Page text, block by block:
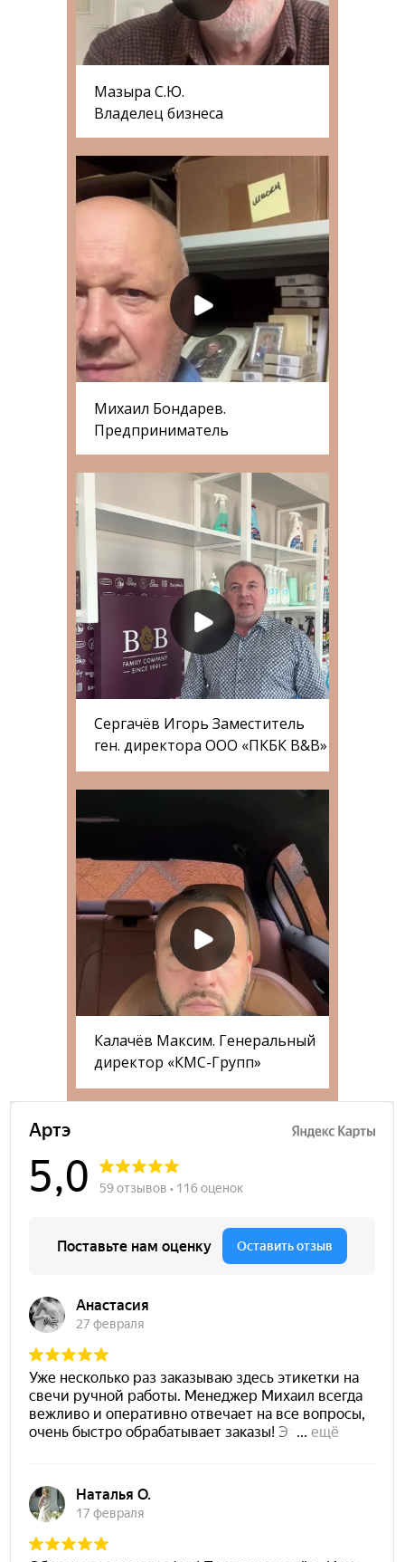
Мазыра С.Ю.
Владелец бизнеса
Михаил Бондарев.
Предприниматель
Сергачёв Игорь Заместитель
ген. директора ООО «ПКБК B&B»
Калачёв Максим. Генеральный
директор «КМС-Групп»